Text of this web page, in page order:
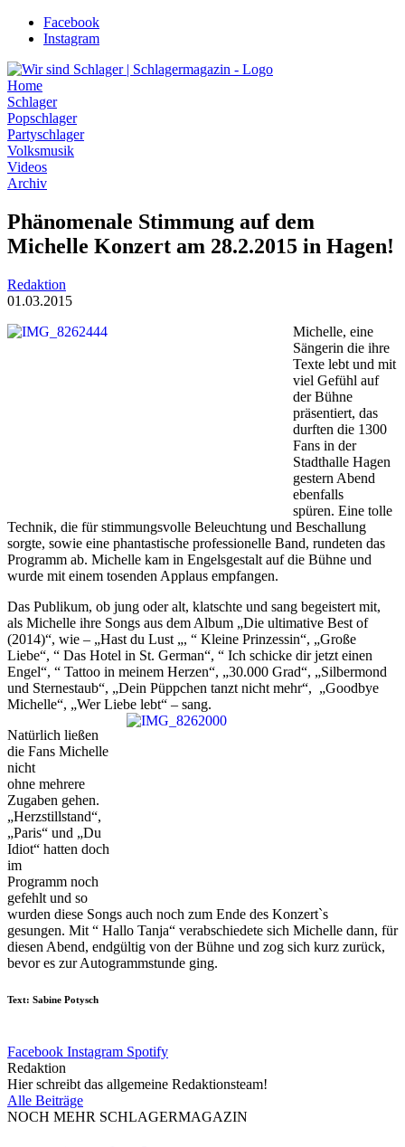
Zum
Inhalt
Facebook
Instagram
Home
Schlager
Popschlager
Partyschlager
Volksmusik
Videos
Archiv
Phänomenale Stimmung auf dem
Michelle Konzert am 28.2.2015 in Hagen!
Redaktion
01.03.2015
Michelle, eine
Sängerin die ihre
Texte lebt und mit
viel Gefühl auf
der Bühne
präsentiert, das
durften die 1300
Fans in der
Stadthalle Hagen
gestern Abend
ebenfalls
spüren. Eine tolle
Technik, die für stimmungsvolle Beleuchtung und Beschallung
sorgte, sowie eine phantastische professionelle Band, rundeten das
Programm ab. Michelle kam in Engelsgestalt auf die Bühne und
wurde mit einem tosenden Applaus empfangen.
Das Publikum, ob jung oder alt, klatschte und sang begeistert mit,
als Michelle ihre Songs aus dem Album „Die ultimative Best of
(2014)“, wie – „Hast du Lust „, “ Kleine Prinzessin“, „Große
Liebe“, “ Das Hotel in St. German“, “ Ich schicke dir jetzt einen
Engel“, “ Tattoo in meinem Herzen“, „30.000 Grad“, „Silbermond
und Sternestaub“, „Dein Püppchen tanzt nicht mehr“, „Goodbye
Michelle“, „Wer Liebe lebt“ – sang.
Natürlich ließen
die Fans Michelle
nicht
ohne mehrere
Zugaben gehen.
„Herzstillstand“,
„Paris“ und „Du
Idiot“ hatten doch
im
Programm noch
gefehlt und so
wurden diese Songs auch noch zum Ende des Konzert`s
gesungen. Mit “ Hallo Tanja“ verabschiedete sich Michelle dann, für
diesen Abend, endgültig von der Bühne und zog sich kurz zurück,
bevor es zur Autogrammstunde ging.
Text: Sabine Potysch
Facebook Instagram Spotify
Redaktion
Hier schreibt das allgemeine Redaktionsteam!
Alle Beiträge
NOCH MEHR SCHLAGERMAGAZIN